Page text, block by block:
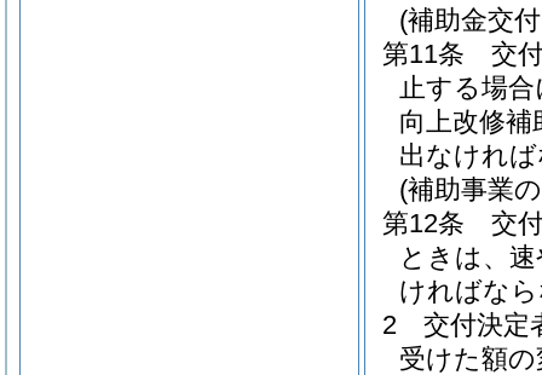
(補助金交
第11条
交
止する場
向上改修補
出なけれ
(補助事業
第12条
交
ときは、
ければな
2
交付決定
受けた額